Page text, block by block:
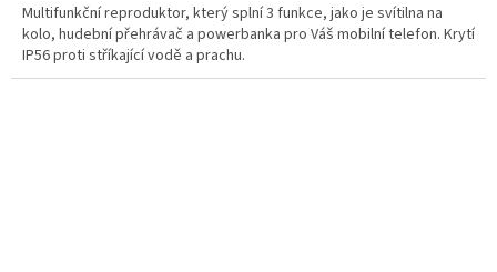
Multifunkční reproduktor, který splní 3 funkce, jako je svítilna na
kolo, hudební přehrávač a powerbanka pro Váš mobilní telefon. Krytí
IP56 proti stříkající vodě a prachu.